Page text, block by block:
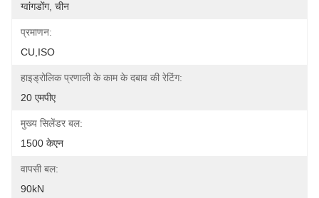
ग्वांगडोंग, चीन
प्रमाणन:
CU,ISO
हाइड्रोलिक प्रणाली के काम के दबाव की रेटिंग:
20 एमपीए
मुख्य सिलेंडर बल:
1500 केएन
वापसी बल:
90kN